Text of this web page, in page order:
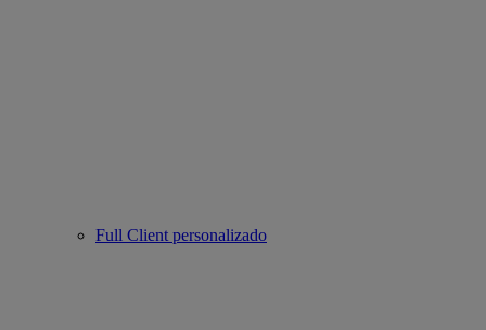
Full Client personalizado